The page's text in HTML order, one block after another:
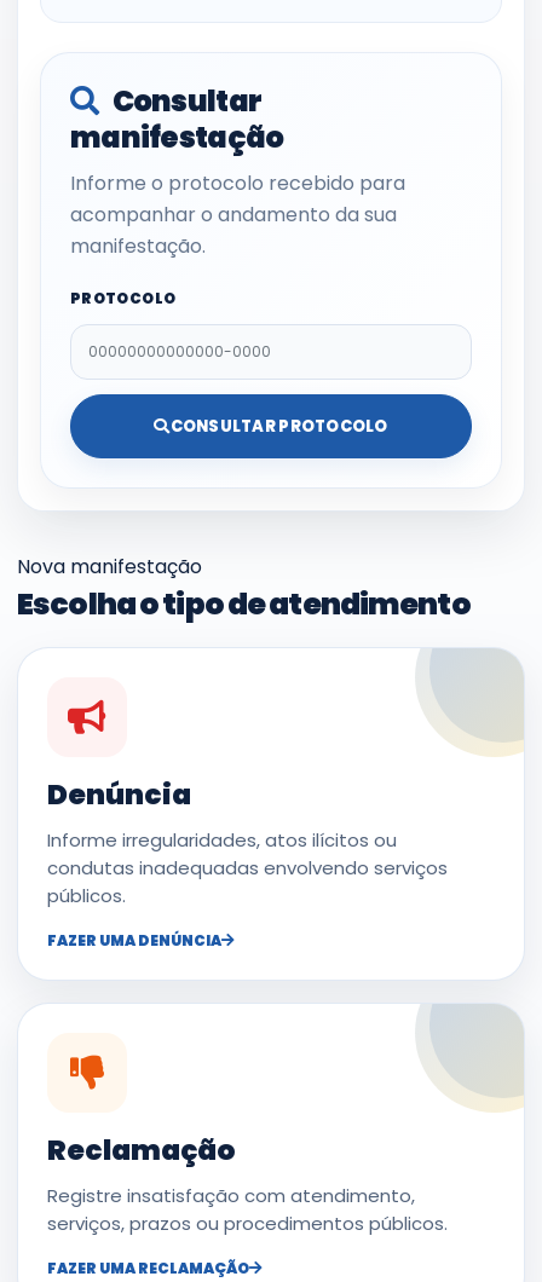
Consultar
manifestação
Informe o protocolo recebido para
acompanhar o andamento da sua
manifestação.
PROTOCOLO
CONSULTAR PROTOCOLO
Nova manifestação
Escolha o tipo de atendimento
Denúncia
Informe irregularidades, atos ilícitos ou
condutas inadequadas envolvendo serviços
públicos.
FAZER UMA DENÚNCIA
Reclamação
Registre insatisfação com atendimento,
serviços, prazos ou procedimentos públicos.
FAZER UMA RECLAMAÇÃO